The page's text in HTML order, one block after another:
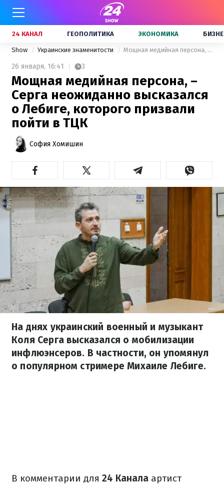
24 КАНАЛ ГЕОПОЛИТИКА ЭКОНОМИКА
Show Украинские знаменитости Мощная медийная персона, – Серга неожиданно высказался о Лебиге, которого призвали пойти в ТЦК
26 января, 16:41 3
Мощная медийная персона, –
Серга неожиданно высказался
о Лебиге, которого призвали
пойти в ТЦК
София Хомишин
На днях украинский военный и музыкант
Коля Серга высказался о мобилизации
инфлюэнсеров. В частности, он упомянул
о популярном стримере Михаиле Лебиге.
В комментарии для 24 Канала артист